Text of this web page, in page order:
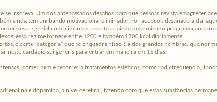
inscreva. Um dos antepassados desafios para que pessoas revista emagrecer
ainda tem um bando motivacional eliminador no Facebook destinado a dar
peso e genial com alimentos, receitas e ainda determinado programação
essa regime fornece entre 1200 e também 1300 kcal diariamente.
e certa "categoria" que se enquadra nisso é a dos grandes no fibras, que
neste cardápio sui generis para entrar em maneira em 15 dias.
comer bem e recorrer a tratamentos estéticos, como radiofrequência,
e dopamina, a nível cerebral, fazendo com que estas substâncias